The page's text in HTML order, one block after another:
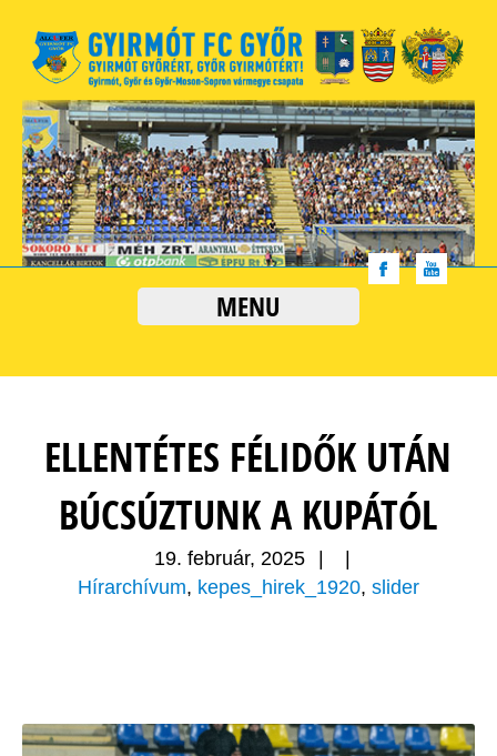
MENU
ELLENTÉTES FÉLIDŐK UTÁN
BÚCSÚZTUNK A KUPÁTÓL
19. február, 2025
Hírarchívum, kepes_hirek_1920, slider